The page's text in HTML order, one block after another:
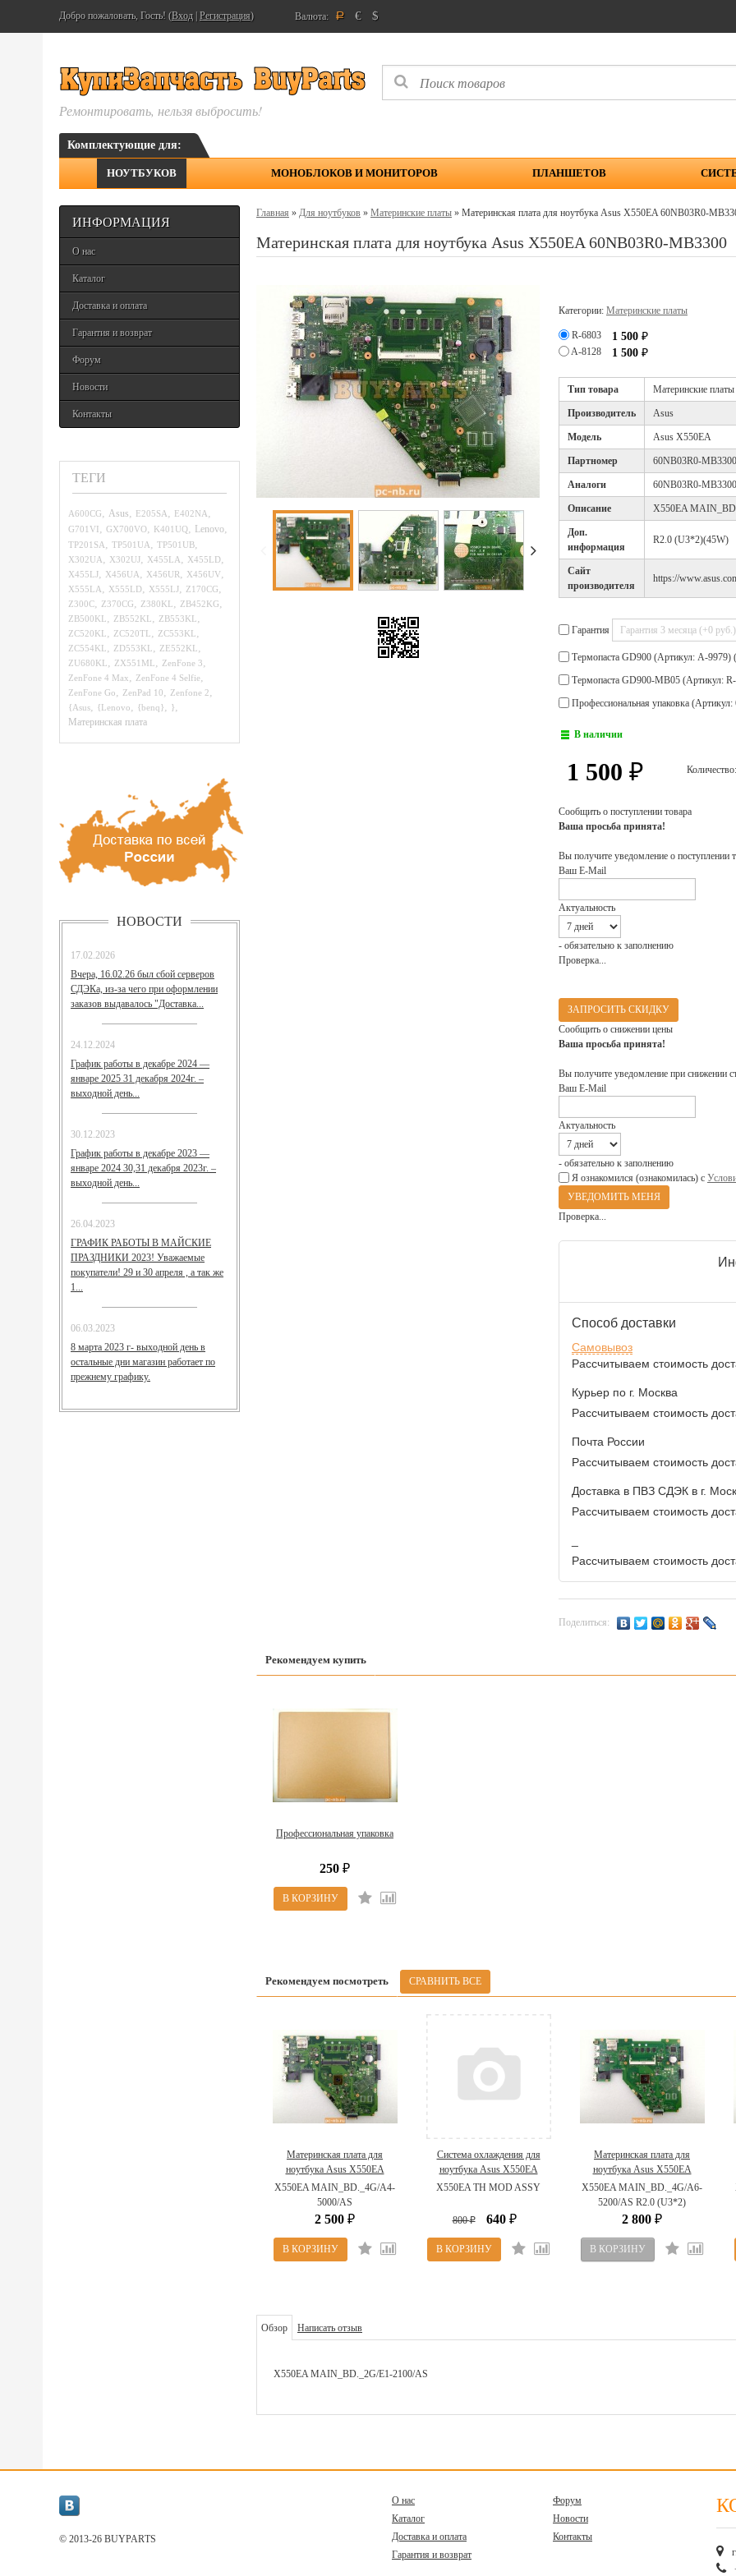
Добро пожаловать, Гость! (Вход Регистрация) Валюта: Р € $
Ремонтировать, нельзя выбросить!
Комплектующие для:
НОУТБУКОВ МОНОБЛОКОВ И МОНИТОРОВ ПЛАНШЕТОВ
ИНФОРМАЦИЯ
О нас
Каталог
Доставка и оплата
Гарантия и возврат
Форум
Новости
Контакты
ТЕГИ
A600CG, Asus, E205SA, E402NA,
G701VI, GX700VO, K401UQ, Lenovo,
TP201SA, TP501UA, TP501UB,
X302UA, X302UJ, X455LA, X455LD,
X455LJ, X456UA, X456UR, X456UV,
X555LA, X555LD, X555LJ, Z170CG,
Z300C, Z370CG, Z380KL, ZB452KG,
ZB500KL, ZB552KL, ZB553KL,
ZC520KL, ZC520TL, ZC553KL,
ZC554KL, ZD553KL, ZE552KL,
ZU680KL, ZX551ML, ZenFone 3,
ZenFone 4 Max, ZenFone 4 Selfie,
ZenFone Go, ZenPad 10, Zenfone 2,
{Asus, {Lenovo, {benq}, },
Материнская плата
НОВОСТИ
17.02.2026
Вчера, 16.02.26 был сбой серверов
СДЭКа, из-за чего при оформлении
заказов выдавалось "Доставка...
24.12.2024
График работы в декабре 2024 —
январе 2025 31 декабря 2024г. –
выходной день...
30.12.2023
График работы в декабре 2023 —
январе 2024 30,31 декабря 2023г. –
выходной день...
26.04.2023
ГРАФИК РАБОТЫ В МАЙСКИЕ
ПРАЗДНИКИ 2023! Уважаемые
покупатели! 29 и 30 апреля , а так же
1...
06.03.2023
8 марта 2023 г- выходной день в
остальные дни магазин работает по
прежнему графику.
Главная » Для ноутбуков » Материнские платы » Материнская плата для ноутбука Asus X550EA 60NB03R0-
Материнская плата для ноутбука Asus X550EA 60NB03R0-MB3300
Категории: Материнские платы
R-6803 1 500 ₽
A-8128 1 500 ₽
Тип товара Материнские платы
Производитель Asus
Модель Asus X550EA
Партномер 60NB03R0-MB3300
Аналоги 60NB03R0-
Описание X550EA
Доп.
информация
R2.0 (U3*2)(45W)
Cайт
производителя
https://
Гарантия
Термопаста GD900 (Артикул: A-9979)
Термопаста GD900-MB05 (Артикул:
Профессиональная упаковка (Артикул:
В наличии
1 500 ₽ Количество:
Сообщить о поступлении товара
Ваша просьба принята!
Вы получите уведомление о поступлении
Ваш E-Mail
Актуальность
- обязательно к заполнению
Проверка...
ЗАПРОСИТЬ СКИДКУ
Сообщить о снижении цены
Ваша просьба принята!
Вы получите уведомление при снижении
Ваш E-Mail
Актуальность
- обязательно к заполнению
Я ознакомился (ознакомилась) с
Проверка...
Способ доставки
Самовывоз
Рассчитываем стоимость
Курьер по г. Москва
Рассчитываем стоимость
Почта России
Рассчитываем стоимость
Доставка в ПВЗ СДЭК в г.
Рассчитываем стоимость
Рассчитываем стоимость
Поделиться:
Рекомендуем купить
Профессиональная упаковка
250 ₽
Рекомендуем посмотреть
Материнская плата для
ноутбука Asus X550EA
60NB03R0-MB3000
X550EA MAIN_BD._4G/A4-
5000/AS
2 500 ₽
Система охлаждения для
ноутбука Asus X550EA
13NB03R1AM0101
X550EA TH MOD ASSY
800₽ 640 ₽
Материнская плата для
ноутбука Asus X550EA
90NB03R0-R00060
X550EA MAIN_BD._4G/A6-
5200/AS R2.0 (U3*2)
2 800 ₽
Обзор Написать отзыв
X550EA MAIN_BD._2G/E1-2100/AS
© 2013-26 BUYPARТS
О нас
Каталог
Доставка и оплата
Гарантия и возврат
Форум
Новости
Контакты